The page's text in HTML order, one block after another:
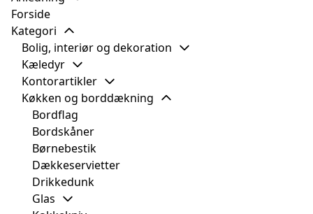
Forside
Kategori
Bolig, interiør og dekoration
Kæledyr
Kontorartikler
Køkken og borddækning
Bordflag
Bordskåner
Børnebestik
Dækkeservietter
Drikkedunk
Glas